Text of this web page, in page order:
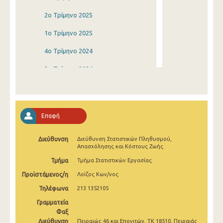
2o Τρίμηνο 2025
1o Τρίμηνο 2025
4o Τρίμηνο 2024
3o Τρίμηνο 2024
4o Τρίμηνο 2023
3o Τρίμηνο 2023
2o Τρίμηνο 2023
1o Τρίμηνο 2023
3o Τρίμηνο 2022
Επαφή
Διεύθυνση
Διεύθυνση Στατιστικών Πληθυσμού,
Απασχόλησης και Κόστους Ζωής
Τμήμα Τμήμα Στατιστικών Εργασίας
Προϊστάμενος/η Λοϊζος Κων/νος
Τηλέφωνα 213 1352105
Γραμματεία
Φαξ
Διεύθυνση
Πειραιώς 46 και Επονιτών, ΤΚ 18510, Πειραιάς